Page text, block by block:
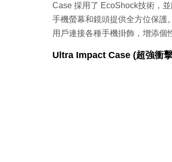
Case 採用了 EcoShock技術，
手機螢幕和鏡頭提供全方位保護
用戶連接各種手機掛飾，增添個
Ultra Impact Case (超強衝